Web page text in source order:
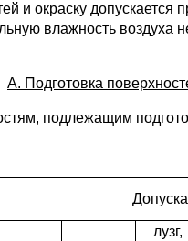
и окраску
влажность воздуха
А. Подготовка
подлежащим
лузг,